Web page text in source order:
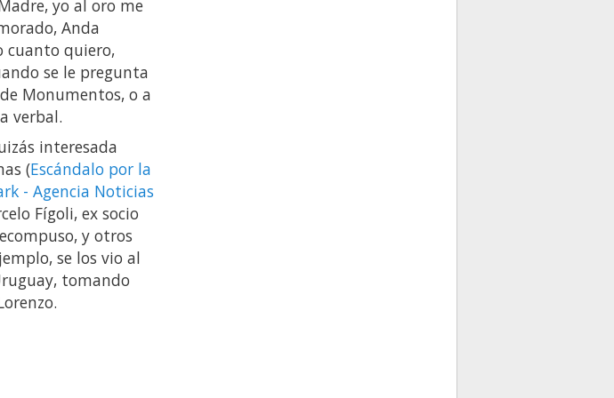
yo al oro me
Anda
cuanto quiero,
se le pregunta
Monumentos, o a
verbal.
interesada
(Escándalo por la
- Agencia Noticias
Fígoli, ex socio
y otros
se los vio al
tomando